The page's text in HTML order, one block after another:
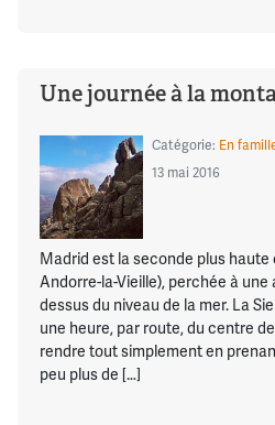
Une journée à la
Catégorie: En
13 mai 2016
Madrid est la seconde plus haute
Andorre-la-Vieille), perchée à
dessus du niveau de la mer. La
une heure, par route, du centre
rendre tout simplement en
peu plus de […]